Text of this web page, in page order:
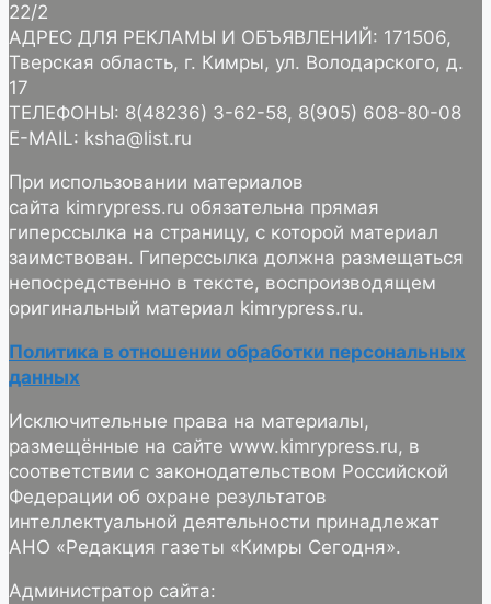
22/2
АДРЕС ДЛЯ РЕКЛАМЫ И ОБЪЯВЛЕНИЙ: 171506,
Тверская область, г. Кимры, ул. Володарского, д.
17
ТЕЛЕФОНЫ: 8(48236) 3-62-58, 8(905) 608-80-08
E-MAIL: ksha@list.ru
При использовании материалов
сайта kimrypress.ru обязательна прямая
гиперссылка на страницу, с которой материал
заимствован. Гиперссылка должна размещаться
непосредственно в тексте, воспроизводящем
оригинальный материал kimrypress.ru.
Политика в отношении обработки персональных
данных
Исключительные права на материалы,
размещённые на сайте www.kimrypress.ru, в
соответствии с законодательством Российской
Федерации об охране результатов
интеллектуальной деятельности принадлежат
АНО «Редакция газеты «Кимры Сегодня».
Администратор сайта: